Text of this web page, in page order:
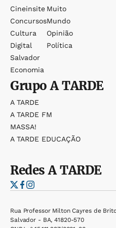
Cineinsite
Concursos
Cultura
Digital
Salvador
Economia
Muito
Mundo
Opinião
Política
GrupoA TARDE
A TARDE
A TARDE FM
MASSA!
A TARDE EDUCAÇÃO
RedesA TARDE
Rua Professor Milton Cayres de
Salvador - BA, 41820-570